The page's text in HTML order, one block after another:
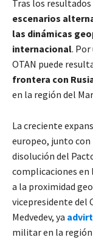
Tras los
escenarios
las dinámicas
internacional.
OTAN puede
frontera con
en la región del
La creciente
europeo, junto
disolución del
complicaciones en
a la proximidad
vicepresidente del
Medvedev, ya
militar en la región